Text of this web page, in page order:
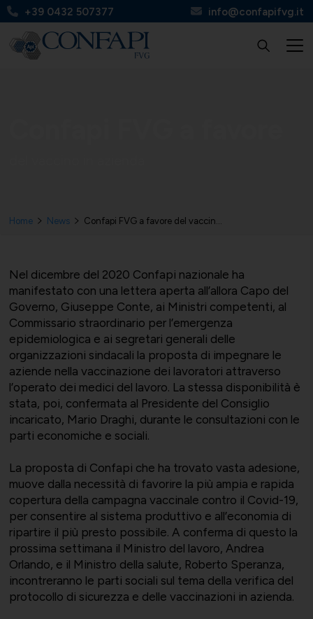
+39 0432 507377 info@confapifvg.it
Home News
Nel dicembre del 2020 Confapi nazionale ha
manifestato con una lettera aperta all’allora Capo del
Governo, Giuseppe Conte, ai Ministri competenti, al
Commissario straordinario per l’emergenza
epidemiologica e ai segretari generali delle
organizzazioni sindacali la proposta di impegnare le
aziende nella vaccinazione dei lavoratori attraverso
l’operato dei medici del lavoro. La stessa disponibilità è
stata, poi, confermata al Presidente del Consiglio
incaricato, Mario Draghi, durante le consultazioni con le
parti economiche e sociali.
La proposta di Confapi che ha trovato vasta adesione,
muove dalla necessità di favorire la più ampia e rapida
copertura della campagna vaccinale contro il Covid-19,
per consentire al sistema produttivo e all’economia di
ripartire il più presto possibile. A conferma di questo la
prossima settimana il Ministro del lavoro, Andrea
Orlando, e il Ministro della salute, Roberto Speranza,
incontreranno le parti sociali sul tema della verifica del
protocollo di sicurezza e delle vaccinazioni in azienda.
Organi
Bilateralità
ConfapiD
Gruppo Giovani
UNITAL
UNIONTRASPORTI
ANIEM
UNIONCHIMICA
Contabilità e fisco
Export e commerciale
Appalti e territorio
Formazione finanziata e risorse
umane
Apiflash